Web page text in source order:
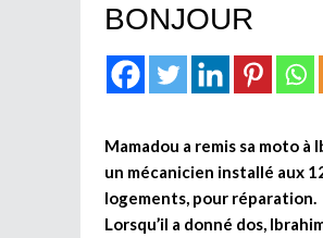
BONJOUR
Mamadou a remis sa moto à
un mécanicien installé aux
logements, pour réparation.
Lorsqu’il a donné dos,